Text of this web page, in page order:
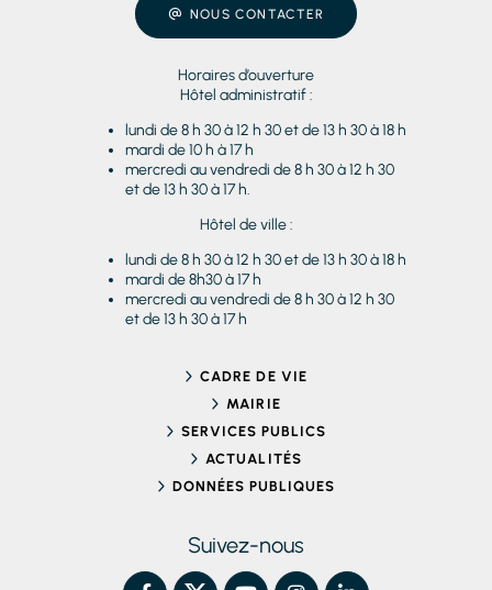
NOUS CONTACTER
Horaires d’ouverture
Hôtel administratif :
lundi de 8 h 30 à 12 h 30 et de 13 h 30 à 18 h
mardi de 10 h à 17 h
mercredi au vendredi de 8 h 30 à 12 h 30
et de 13 h 30 à 17 h.
Hôtel de ville :
lundi de 8 h 30 à 12 h 30 et de 13 h 30 à 18 h
mardi de 8h30 à 17 h
mercredi au vendredi de 8 h 30 à 12 h 30
et de 13 h 30 à 17 h
CADRE DE VIE
MAIRIE
SERVICES PUBLICS
ACTUALITÉS
DONNÉES PUBLIQUES
Suivez-nous